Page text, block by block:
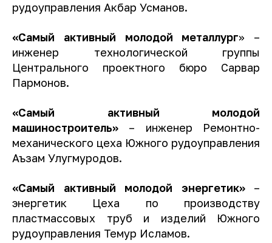
рудоуправления Акбар Усманов.
«Самый активный молодой металлург» –
инженер технологической группы
Центрального проектного бюро Сарвар
Пармонов.
«Самый активный молодой
машиностроитель» – инженер Ремонтно-
механического цеха Южного рудоуправления
Аъзам Улугмуродов.
«Самый активный молодой энергетик»–
энергетик Цеха по производству
пластмассовых труб и изделий Южного
рудоуправления Темур Исламов.